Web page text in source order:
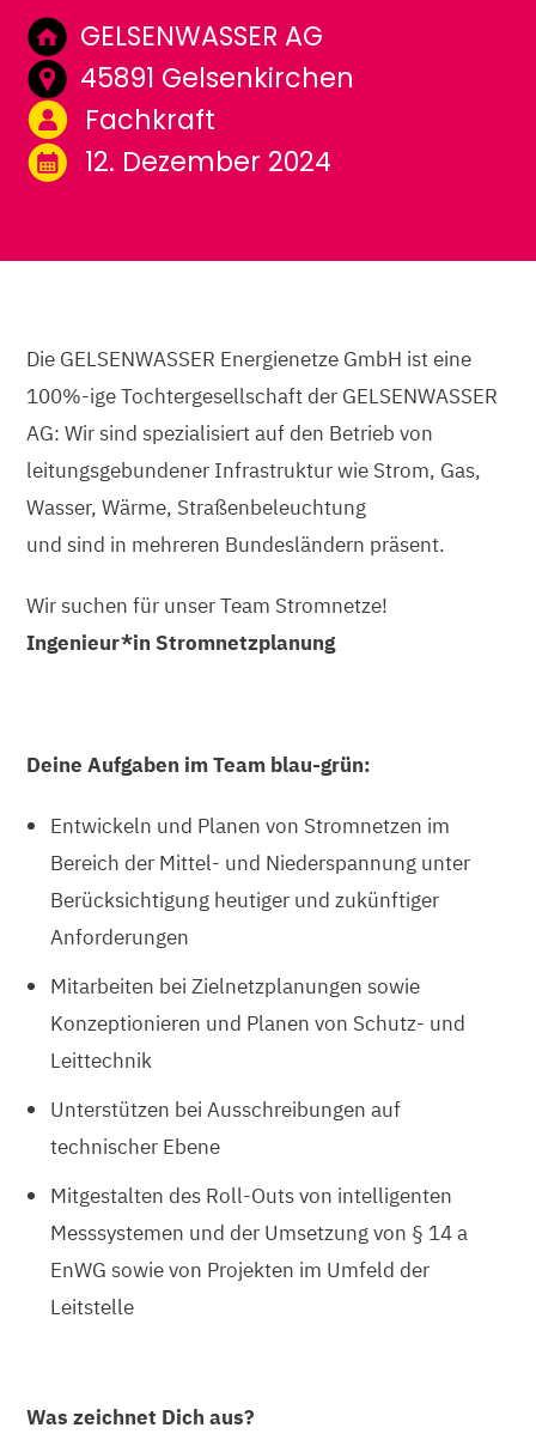
GELSENWASSER AG
45891 Gelsenkirchen
Fachkraft
12. Dezember 2024
Die GELSENWASSER Energienetze GmbH ist eine
100%-ige Tochtergesellschaft der GELSENWASSER
AG: Wir sind spezialisiert auf den Betrieb von
leitungsgebundener Infrastruktur wie Strom, Gas,
Wasser, Wärme, Straßenbeleuchtung
und sind in mehreren Bundesländern präsent.
Wir suchen für unser Team Stromnetze!
Ingenieur*in Stromnetzplanung
Deine Aufgaben im Team blau-grün:
Entwickeln und Planen von Stromnetzen im
Bereich der Mittel- und Niederspannung unter
Berücksichtigung heutiger und zukünftiger
Anforderungen
Mitarbeiten bei Zielnetzplanungen sowie
Konzeptionieren und Planen von Schutz- und
Leittechnik
Unterstützen bei Ausschreibungen auf
technischer Ebene
Mitgestalten des Roll-Outs von intelligenten
Messsystemen und der Umsetzung von § 14 a
EnWG sowie von Projekten im Umfeld der
Leitstelle
Was zeichnet Dich aus?